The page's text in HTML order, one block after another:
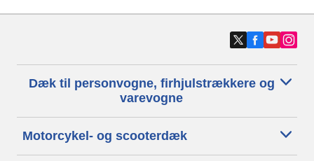
Dæk til personvogne, firhjulstrækkere og
varevogne
Motorcykel- og scooterdæk